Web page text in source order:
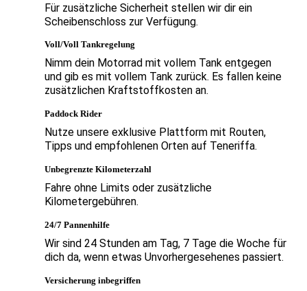
Für zusätzliche Sicherheit stellen wir dir ein
Scheibenschloss zur Verfügung.
Voll/Voll Tankregelung
Nimm dein Motorrad mit vollem Tank entgegen
und gib es mit vollem Tank zurück. Es fallen keine
zusätzlichen Kraftstoffkosten an.
Paddock Rider
Nutze unsere exklusive Plattform mit Routen,
Tipps und empfohlenen Orten auf Teneriffa.
Unbegrenzte Kilometerzahl
Fahre ohne Limits oder zusätzliche
Kilometergebühren.
24/7 Pannenhilfe
Wir sind 24 Stunden am Tag, 7 Tage die Woche für
dich da, wenn etwas Unvorhergesehenes passiert.
Versicherung inbegriffen